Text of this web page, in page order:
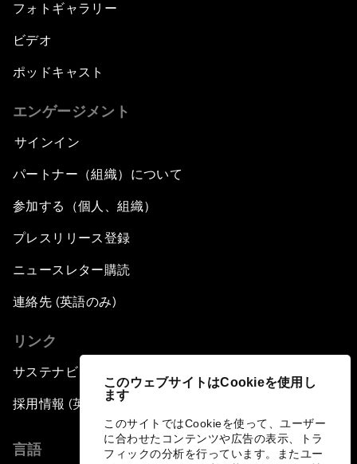
このウェブサイトはCookieを使用し
ます
このサイトではCookieを使って、ユーザー
に合わせたコンテンツや広告の表示、トラ
フィックの分析を行っています。またユー
フォトギャラリー
ビデオ
ポッドキャスト
エンゲージメント
サインイン
パートナー（組織）について
参加する（個人、組織）
プレスリリース登録
ニュースレター購読
連絡先 (英語のみ)
リンク
サステナビリティへの取り組み
採用情報 (英語のみ)
言語